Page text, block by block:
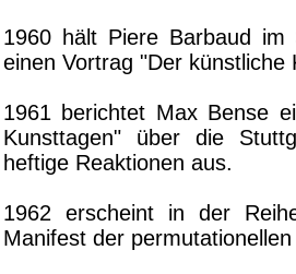
1960 hält Piere Barbaud
einen Vortrag "Der künstliche
1961 berichtet Max Bense
Kunsttagen" über die
heftige Reaktionen aus.
1962 erscheint in der
Manifest der